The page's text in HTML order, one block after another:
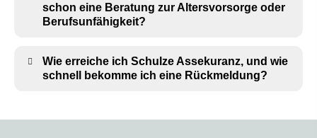
schon eine Beratung zur Alters­vorsorge oder
Berufs­unfähig­keit?
Wie erreiche ich Schulze Assekuranz, und wie
schnell bekomme ich eine Rückmeldung?